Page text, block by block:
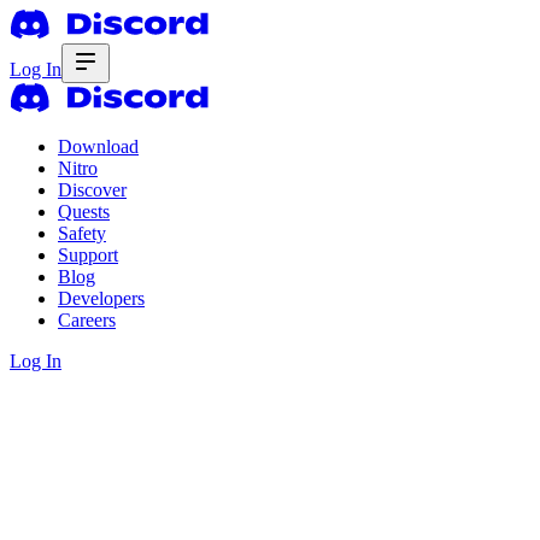
Log In
Download
Nitro
Discover
Quests
Safety
Support
Blog
Developers
Careers
Log In